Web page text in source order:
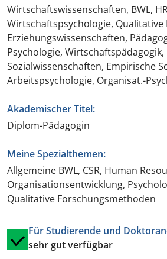
Wirtschaftswissenschaften, BWL,
Wirtschaftspsychologie, Qualitative
Erziehungswissenschaften,
Psychologie, Wirtschaftspädagogik,
Sozialwissenschaften, Empirische
Arbeitspsychologie, Organisat.-
Akademischer Titel:
Diplom-Pädagogin
Meine Spezialthemen:
Allgemeine BWL, CSR, Human
Organisationsentwicklung,
Qualitative Forschungsmethoden
Für Studierende und
sehr gut verfügbar